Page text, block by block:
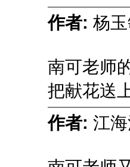
作者: 杨
南可老师
把献花送
作者: 江